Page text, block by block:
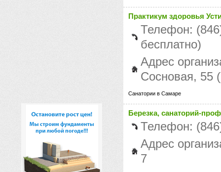
Практикум здоровья
Телефон:
бесплатно)
Адрес
Сосновая, 55
Санатории в Самаре
Березка, санаторий-
Телефон:
Адрес
7